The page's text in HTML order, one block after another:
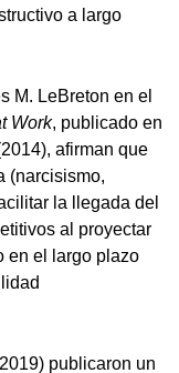
a largo
M. LeBreton en el
Work, publicado en
afirman que
(narcisismo,
la llegada del
al proyectar
en el largo plazo
publicaron un